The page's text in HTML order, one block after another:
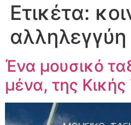
Ετικέτα:
αλληλεγγύη
Ένα μουσικό
μένα, της Κικής